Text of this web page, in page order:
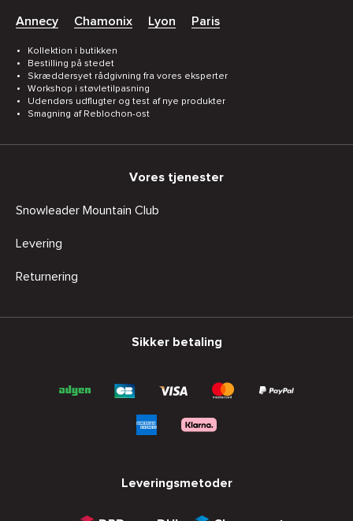
Annecy Chamonix Lyon Paris
Kollektion i butikken
Bestilling på stedet
Skræddersyet rådgivning fra vores eksperter
Workshop i støvletilpasning
Udendørs udflugter og test af nye produkter
Smagning af Reblochon-ost
Vores tjenester
Snowleader Mountain Club
Levering
Returnering
Sikker betaling
Leveringsmetoder